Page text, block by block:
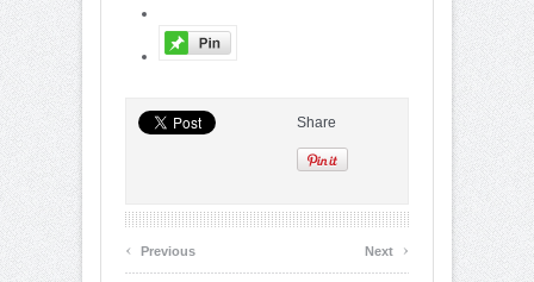
Share
‹ Previous Next ›